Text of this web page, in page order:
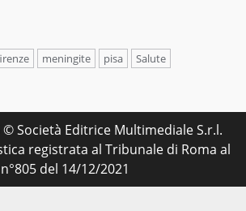
meningite pisa Salute
Società Editrice Multimediale S.r.l.
registrata al Tribunale di Roma al
n°805 del 14/12/2021